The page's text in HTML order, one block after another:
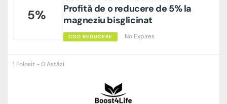
5%
Profită de o reducere de 5% la
magneziu bisglicinat
COD REDUCERE No Expires
1 Folosit - 0 Astăzi